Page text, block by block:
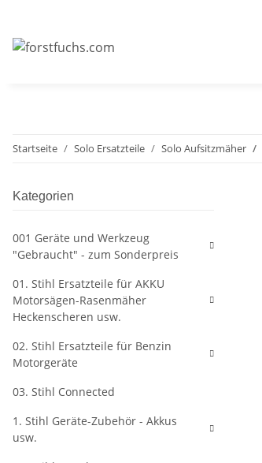
Startseite Solo Ersatzteile Solo Aufsitzmäher
Kategorien
001 Geräte und Werkzeug
"Gebraucht" - zum Sonderpreis
01. Stihl Ersatzteile für AKKU
Motorsägen-Rasenmäher
Heckenscheren usw.
02. Stihl Ersatzteile für Benzin
Motorgeräte
03. Stihl Connected
1. Stihl Geräte-Zubehör - Akkus
usw.